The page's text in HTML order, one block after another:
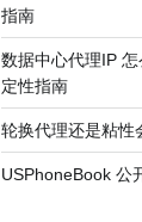
指南
数据中心代理IP
定性指南
轮换代理还是粘性
USPhoneBook 公